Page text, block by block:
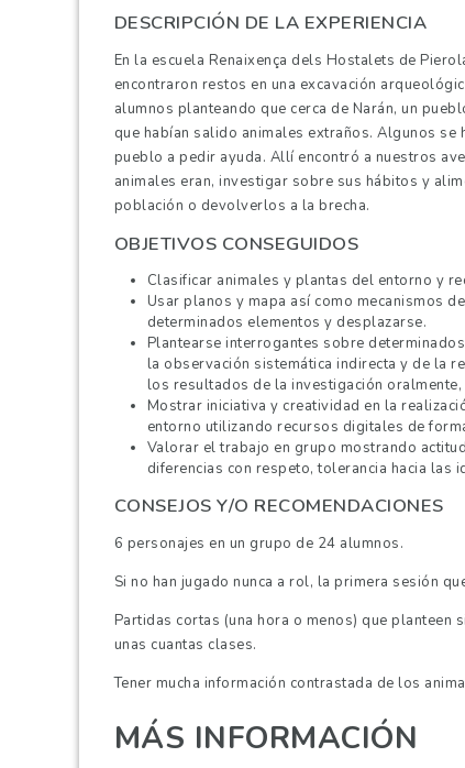
DESCRIPCIÓN DE LA EXPERIENCIA
En la escuela Renaixença dels Hostalets de
encontraron restos en una excavación
alumnos planteando que cerca de Narán, un
que habían salido animales extraños. Algunos se
pueblo a pedir ayuda. Allí encontró a nuestros
animales eran, investigar sobre sus hábitos y
población o devolverlos a la brecha.
OBJETIVOS CONSEGUIDOS
Clasificar animales y plantas del entorno y
Usar planos y mapa así como mecanismos
determinados elementos y desplazarse.
Plantearse interrogantes sobre
la observación sistemática indirecta y de la
los resultados de la investigación
Mostrar iniciativa y creatividad en la
entorno utilizando recursos digitales de
Valorar el trabajo en grupo mostrando
diferencias con respeto, tolerancia hacia
CONSEJOS Y/O RECOMENDACIONES
6 personajes en un grupo de 24 alumnos.
Si no han jugado nunca a rol, la primera sesión
Partidas cortas (una hora o menos) que planteen
unas cuantas clases.
Tener mucha información contrastada de los
MÁS INFORMACIÓN